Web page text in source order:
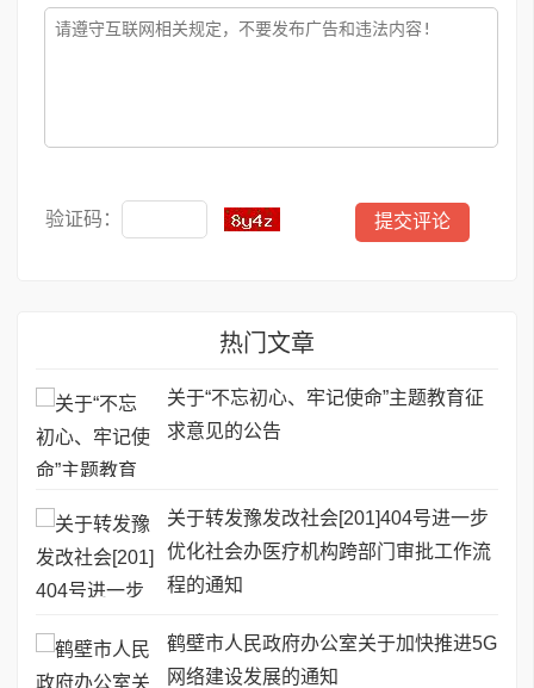
验证码：
热门文章
关于“不忘初心、牢记使命”主题教育征
求意见的公告
关于转发豫发改社会[201]404号进一步
优化社会办医疗机构跨部门审批工作流
程的通知
鹤壁市人民政府办公室关于加快推进5G
网络建设发展的通知